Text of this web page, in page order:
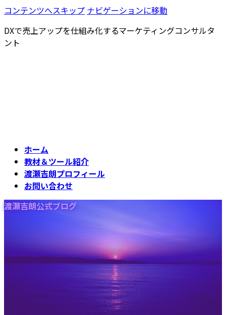
コンテンツへスキップ ナビゲーションに移動
DXで売上アップを仕組み化するマーケティングコンサルタ
ント
ホーム
教材＆ツール紹介
渡瀬吉朗プロフィール
お問い合わせ
渡瀬吉朗公式ブログ